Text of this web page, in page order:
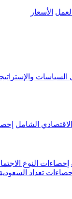
الأسعار
السياسات
الشامل
إحصاءات النوع
إحصاءات تعداد السعودية